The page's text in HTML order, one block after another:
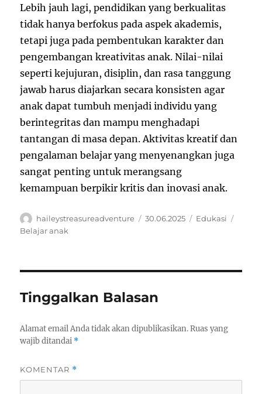
Lebih jauh lagi, pendidikan yang berkualitas
tidak hanya berfokus pada aspek akademis,
tetapi juga pada pembentukan karakter dan
pengembangan kreativitas anak. Nilai-nilai
seperti kejujuran, disiplin, dan rasa tanggung
jawab harus diajarkan secara konsisten agar
anak dapat tumbuh menjadi individu yang
berintegritas dan mampu menghadapi
tantangan di masa depan. Aktivitas kreatif dan
pengalaman belajar yang menyenangkan juga
sangat penting untuk merangsang
kemampuan berpikir kritis dan inovasi anak.
Author
haileystreasureadventure
Posted
30.06.2025 Categories
Edukasi
Belajar anak
Tinggalkan Balasan
Alamat email Anda tidak akan dipublikasikan. Ruas yang
wajib ditandai *
KOMENTAR *